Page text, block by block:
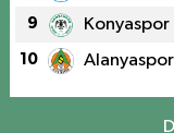
9 Konyaspor
10 Alanyaspor